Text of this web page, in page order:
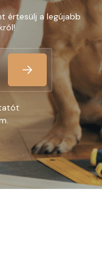
értesülj a legújabb